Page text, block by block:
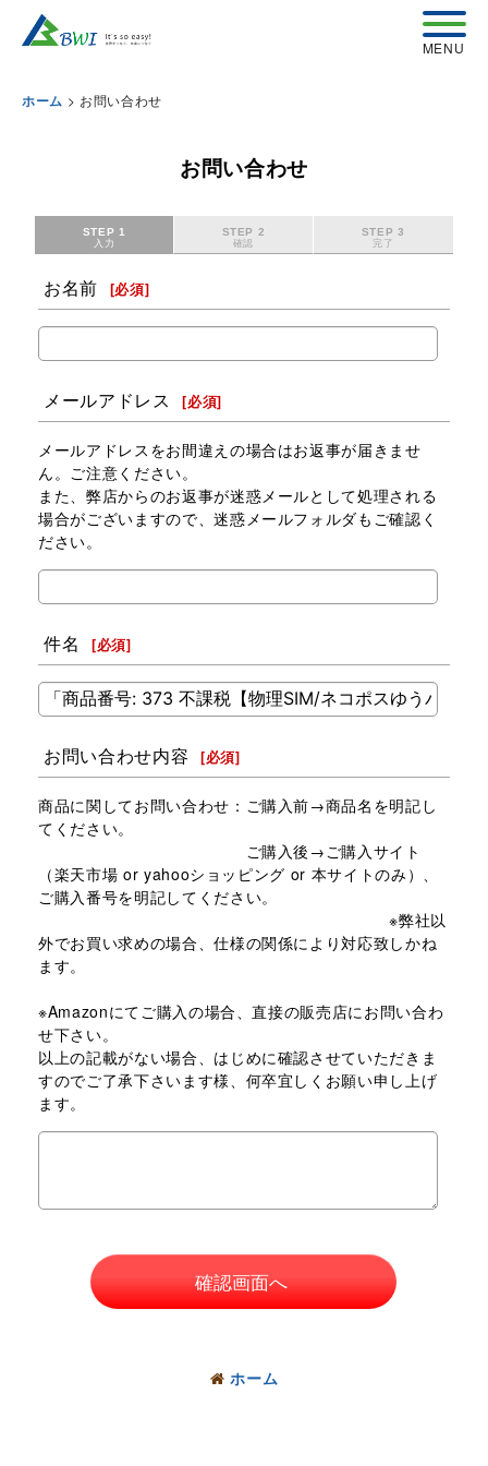
ホーム > お問い合わせ
お問い合わせ
STEP 1
入力
STEP 2
確認
STEP 3
完了
お名前 [必須]
メールアドレス [必須]
メールアドレスをお間違えの場合はお返事が届きませ
ん。ご注意ください。
また、弊店からのお返事が迷惑メールとして処理される
場合がございますので、迷惑メールフォルダもご確認く
ださい。
件名 [必須]
お問い合わせ内容 [必須]
商品に関してお問い合わせ：ご購入前→商品名を明記し
てください。
ご購入後→ご購入サイト
（楽天市場 or yahooショッピング or 本サイトのみ）、
ご購入番号を明記してください。
※弊社以
外でお買い求めの場合、仕様の関係により対応致しかね
ます。
※Amazonにてご購入の場合、直接の販売店にお問い合わ
せ下さい。
以上の記載がない場合、はじめに確認させていただきま
すのでご了承下さいます様、何卒宜しくお願い申し上げ
ます。
確認画面へ
ホーム